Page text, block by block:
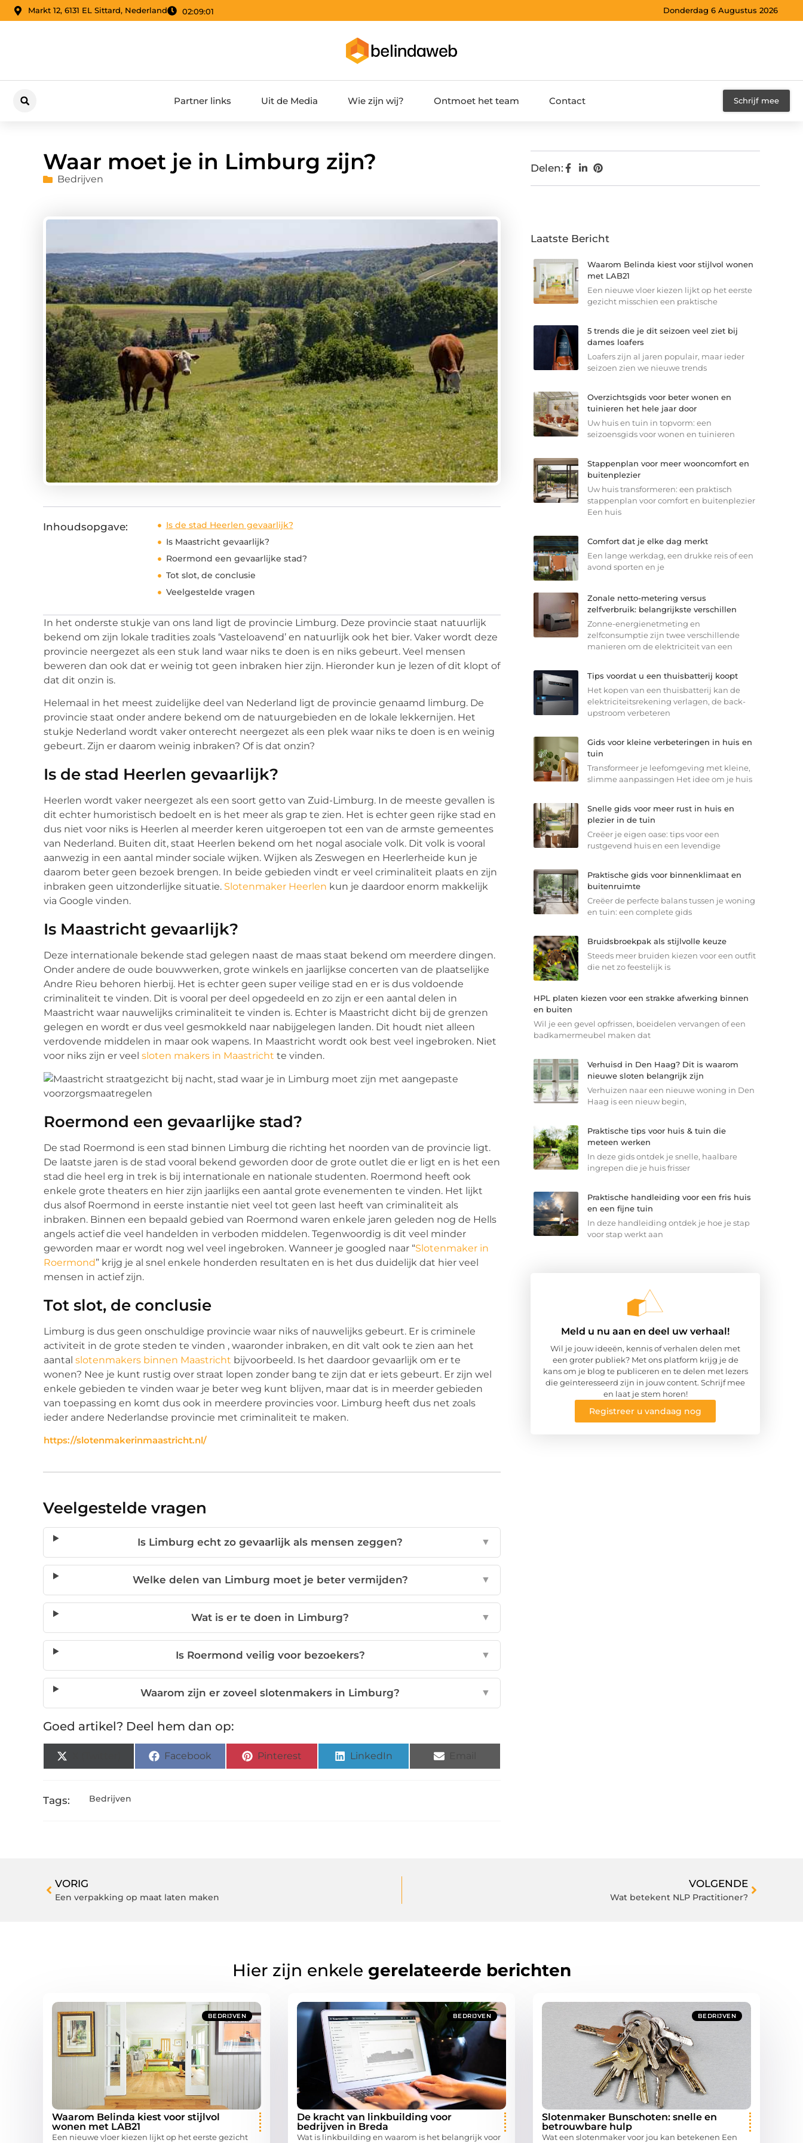
Markt 12, 6131 EL Sittard, Nederland 02:09:02 Donderdag 6 Augustus 2026
Partner links Uit de Media Wie zijn wij? Ontmoet het team Contact Schrijf mee
Waar moet je in Limburg zijn?
Bedrijven
Inhoudsopgave:
Is de stad Heerlen gevaarlijk?
Is Maastricht gevaarlijk?
Roermond een gevaarlijke stad?
Tot slot, de conclusie
Veelgestelde vragen
In het onderste stukje van ons land ligt de provincie Limburg. Deze provincie staat natuurlijk
bekend om zijn lokale tradities zoals ‘Vasteloavend’ en natuurlijk ook het bier. Vaker wordt deze
provincie neergezet als een stuk land waar niks te doen is en niks gebeurt. Veel mensen
beweren dan ook dat er weinig tot geen inbraken hier zijn. Hieronder kun je lezen of dit klopt of
dat dit onzin is.
Helemaal in het meest zuidelijke deel van Nederland ligt de provincie genaamd limburg. De
provincie staat onder andere bekend om de natuurgebieden en de lokale lekkernijen. Het
stukje Nederland wordt vaker onterecht neergezet als een plek waar niks te doen is en weinig
gebeurt. Zijn er daarom weinig inbraken? Of is dat onzin?
Is de stad Heerlen gevaarlijk?
Heerlen wordt vaker neergezet als een soort getto van Zuid-Limburg. In de meeste gevallen is
dit echter humoristisch bedoelt en is het meer als grap te zien. Het is echter geen rijke stad en
dus niet voor niks is Heerlen al meerder keren uitgeroepen tot een van de armste gemeentes
van Nederland. Buiten dit, staat Heerlen bekend om het nogal asociale volk. Dit volk is vooral
aanwezig in een aantal minder sociale wijken. Wijken als Zeswegen en Heerlerheide kun je
daarom beter geen bezoek brengen. In beide gebieden vindt er veel criminaliteit plaats en zijn
inbraken geen uitzonderlijke situatie. Slotenmaker Heerlen kun je daardoor enorm makkelijk
via Google vinden.
Is Maastricht gevaarlijk?
Deze internationale bekende stad gelegen naast de maas staat bekend om meerdere dingen.
Onder andere de oude bouwwerken, grote winkels en jaarlijkse concerten van de plaatselijke
Andre Rieu behoren hierbij. Het is echter geen super veilige stad en er is dus voldoende
criminaliteit te vinden. Dit is vooral per deel opgedeeld en zo zijn er een aantal delen in
Maastricht waar nauwelijks criminaliteit te vinden is. Echter is Maastricht dicht bij de grenzen
gelegen en wordt er dus veel gesmokkeld naar nabijgelegen landen. Dit houdt niet alleen
verdovende middelen in maar ook wapens. In Maastricht wordt ook best veel ingebroken. Niet
voor niks zijn er veel sloten makers in Maastricht te vinden.
Roermond een gevaarlijke stad?
De stad Roermond is een stad binnen Limburg die richting het noorden van de provincie ligt.
De laatste jaren is de stad vooral bekend geworden door de grote outlet die er ligt en is het een
stad die heel erg in trek is bij internationale en nationale studenten. Roermond heeft ook
enkele grote theaters en hier zijn jaarlijks een aantal grote evenementen te vinden. Het lijkt
dus alsof Roermond in eerste instantie niet veel tot geen last heeft van criminaliteit als
inbraken. Binnen een bepaald gebied van Roermond waren enkele jaren geleden nog de Hells
angels actief die veel handelden in verboden middelen. Tegenwoordig is dit veel minder
geworden maar er wordt nog wel veel ingebroken. Wanneer je googled naar “Slotenmaker in
Roermond” krijg je al snel enkele honderden resultaten en is het dus duidelijk dat hier veel
mensen in actief zijn.
Tot slot, de conclusie
Limburg is dus geen onschuldige provincie waar niks of nauwelijks gebeurt. Er is criminele
activiteit in de grote steden te vinden , waaronder inbraken, en dit valt ook te zien aan het
aantal slotenmakers binnen Maastricht bijvoorbeeld. Is het daardoor gevaarlijk om er te
wonen? Nee je kunt rustig over straat lopen zonder bang te zijn dat er iets gebeurt. Er zijn wel
enkele gebieden te vinden waar je beter weg kunt blijven, maar dat is in meerder gebieden
van toepassing en komt dus ook in meerdere provincies voor. Limburg heeft dus net zoals
ieder andere Nederlandse provincie met criminaliteit te maken.
https://slotenmakerinmaastricht.nl/
Veelgestelde vragen
Is Limburg echt zo gevaarlijk als mensen zeggen? ▼
Welke delen van Limburg moet je beter vermijden? ▼
Wat is er te doen in Limburg? ▼
Is Roermond veilig voor bezoekers? ▼
Waarom zijn er zoveel slotenmakers in Limburg? ▼
Goed artikel? Deel hem dan op:
Facebook Pinterest LinkedIn
Tags: Bedrijven
Delen:
Laatste Bericht
Waarom Belinda kiest voor stijlvol wonen
met LAB21
Een nieuwe vloer kiezen lijkt op het eerste
gezicht misschien een praktische
5 trends die je dit seizoen veel ziet bij
dames loafers
Loafers zijn al jaren populair, maar ieder
seizoen zien we nieuwe trends
Overzichtsgids voor beter wonen en
tuinieren het hele jaar door
Uw huis en tuin in topvorm: een
seizoensgids voor wonen en tuinieren
Stappenplan voor meer wooncomfort en
buitenplezier
Uw huis transformeren: een praktisch
stappenplan voor comfort en buitenplezier
Een huis
Comfort dat je elke dag merkt
Een lange werkdag, een drukke reis of een
avond sporten en je
Zonale netto-metering versus
zelfverbruik: belangrijkste verschillen
Zonne-energienetmeting en
zelfconsumptie zijn twee verschillende
manieren om de elektriciteit van een
Tips voordat u een thuisbatterij koopt
Het kopen van een thuisbatterij kan de
elektriciteitsrekening verlagen, de back-
upstroom verbeteren
Gids voor kleine verbeteringen in huis en
tuin
Transformeer je leefomgeving met kleine,
slimme aanpassingen Het idee om je huis
Snelle gids voor meer rust in huis en
plezier in de tuin
Creëer je eigen oase: tips voor een
rustgevend huis en een levendige
Praktische gids voor binnenklimaat en
buitenruimte
Creëer de perfecte balans tussen je woning
en tuin: een complete gids
Bruidsbroekpak als stijlvolle keuze
Steeds meer bruiden kiezen voor een outfit
die net zo feestelijk is
HPL platen kiezen voor een strakke afwerking binnen
en buiten
Wil je een gevel opfrissen, boeidelen vervangen of een
badkamermeubel maken dat
Verhuisd in Den Haag? Dit is waarom
nieuwe sloten belangrijk zijn
Verhuizen naar een nieuwe woning in Den
Haag is een nieuw begin,
Praktische tips voor huis & tuin die
meteen werken
In deze gids ontdek je snelle, haalbare
ingrepen die je huis frisser
Praktische handleiding voor een fris huis
en een fijne tuin
In deze handleiding ontdek je hoe je stap
voor stap werkt aan
Meld u nu aan en deel uw verhaal!
Wil je jouw ideeën, kennis of verhalen delen met
een groter publiek? Met ons platform krijg je de
kans om je blog te publiceren en te delen met lezers
die geïnteresseerd zijn in jouw content. Schrijf mee
en laat je stem horen!
Registreer u vandaag nog
VORIG
Een verpakking op maat laten maken
VOLGENDE
Wat betekent NLP Practitioner?
Hier zijn enkele gerelateerde berichten
BEDRIJVEN
Waarom Belinda kiest voor stijlvol
wonen met LAB21
Een nieuwe vloer kiezen lijkt op het eerste gezicht
BEDRIJVEN
De kracht van linkbuilding voor
bedrijven in Breda
Wat is linkbuilding en waarom is het belangrijk voor
BEDRIJVEN
Slotenmaker Bunschoten: snelle en
betrouwbare hulp
Wat een slotenmaker voor jou kan betekenen Een